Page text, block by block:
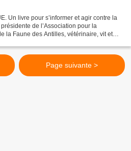
Un livre pour s’informer et agir contre la
de l’Association pour la
la Faune des Antilles, vétérinaire, vit et
Page suivante >